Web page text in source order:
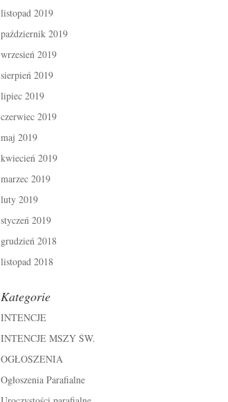
listopad 2019
październik 2019
wrzesień 2019
sierpień 2019
lipiec 2019
czerwiec 2019
maj 2019
kwiecień 2019
marzec 2019
luty 2019
styczeń 2019
grudzień 2018
listopad 2018
Kategorie
INTENCJE
INTENCJE MSZY ŚW.
OGŁOSZENIA
Ogłoszenia Parafialne